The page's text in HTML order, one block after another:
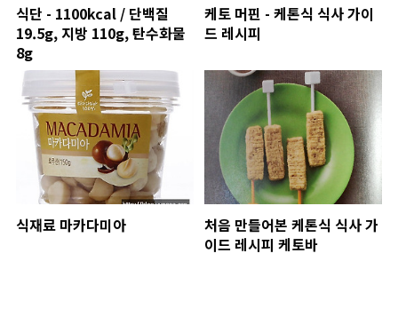
식단 - 1100kcal / 단백질
19.5g, 지방 110g, 탄수화물
8g
케토 머핀 - 케톤식 식사 가이
드 레시피
식재료 마카다미아
처음 만들어본 케톤식 식사 가
이드 레시피 케토바